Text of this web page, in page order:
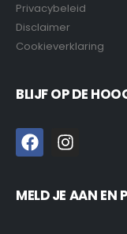
Privacybeleid
Disclaimer
Cookieverklaring
BLIJF OP DE
MELD JE AAN EN